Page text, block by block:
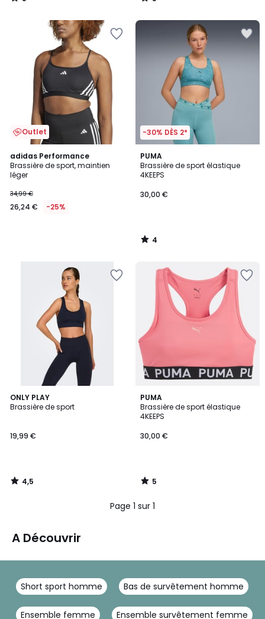
/
/
Outlet
adidas Performance
Brassière de sport, maintien
léger
34,99 €
26,24 € -25%
-30% DÈS 2*
PUMA
Brassière de sport élastique
4KEEPS
30,00 €
4
/
5
4
/
ONLY PLAY
Brassière de sport
19,99 €
4,5
/ 5
4,5
/
PUMA
Brassière de sport élastique
4KEEPS
30,00 €
5
/
5
5
/
Page 1 sur 1
A Découvrir
Short sport homme Bas de survêtement homme
Ensemble femme Ensemble survêtement femme